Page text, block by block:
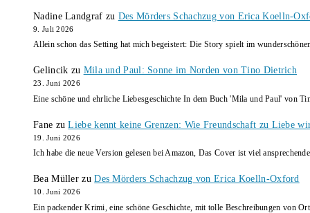
Nadine Landgraf zu Des Mörders Schachzug von Erica Koelln-
9. Juli 2026
Allein schon das Setting hat mich begeistert: Die Story spielt im
Gelincik zu Mila und Paul: Sonne im Norden von Tino Dietrich
23. Juni 2026
Eine schöne und ehrliche Liebesgeschichte In dem Buch 'Mila und Paul' von
Fane zuLiebe kennt keine Grenzen: Wie Freundschaft zu Liebe
19. Juni 2026
Ich habe die neue Version gelesen bei Amazon, Das Cover ist viel
Bea Müller zuDes Mörders Schachzug von Erica Koelln-Oxford
10. Juni 2026
Ein packender Krimi, eine schöne Geschichte, mit tolle Beschreibungen von